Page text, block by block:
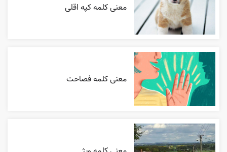
معنی کلمه کپه اقلی
معنی کلمه فصاحت